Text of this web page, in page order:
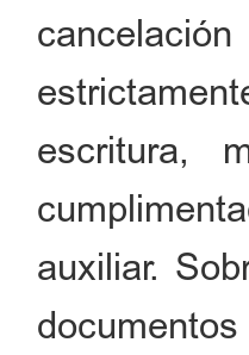
escritura,
auxiliar.